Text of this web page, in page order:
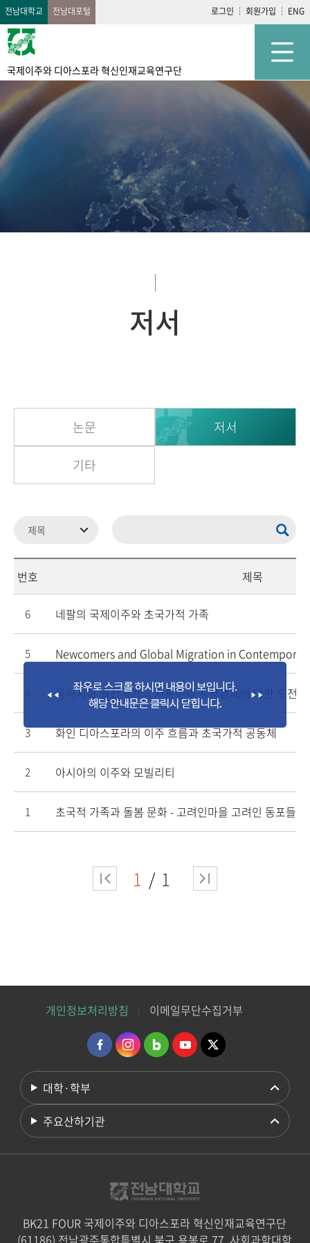
전남대학교 전남대포털 로그인 회원가입 ENG
국제이주와 디아스포라 혁신인재교육연구단
저서
논문 저서
기타
번호 제목
6 네팔의 국제이주와 초국가적 가족
5 Newcomers and Global Migration in
동아시아 발전국가의 자본주의 시장경제에 대한 도전
3 화인 디아스포라의 이주 흐름과 초국가적 공동체
2 아시아의 이주와 모빌리티
1 초국적 가족과 돌봄 문화 - 고려인마을 고려인 동포들
1 1
개인정보처리방침 이메일무단수집거부
대학·학부
주요산하기관
BK21 FOUR 국제이주와 디아스포라 혁신인재교육연구단
(61186) 전남광주통합특별시 북구 용봉로 77, 사회과학대학